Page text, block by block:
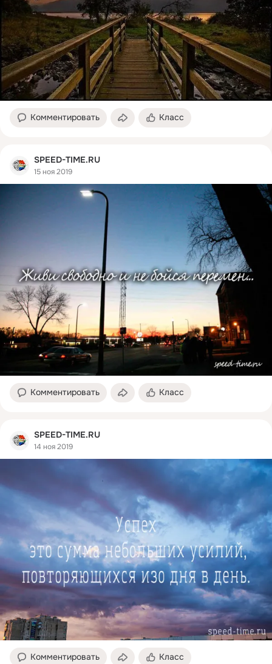
Комментировать Класс
SPEED-TIME.RU
15 ноя 2019
Комментировать Класс
SPEED-TIME.RU
14 ноя 2019
Комментировать Класс